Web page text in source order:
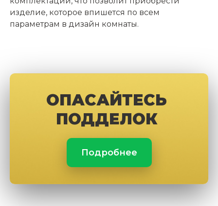
изделие, которое впишется по всем
параметрам в дизайн комнаты.
ОПАСАЙТЕСЬ
ПОДДЕЛОК
Подробнее